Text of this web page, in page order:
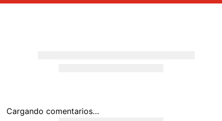
Hombre
Cargando comentarios…